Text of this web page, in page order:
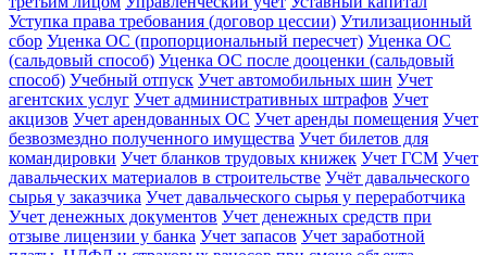
Уступка права требования (договор цессии) Утилизационный
сбор Уценка ОС (пропорциональный пересчет) Уценка ОС
(сальдовый способ) Уценка ОС после дооценки (сальдовый
способ) Учебный отпуск Учет автомобильных шин Учет
агентских услуг Учет административных штрафов Учет
акцизов Учет арендованных ОС Учет аренды помещения Учет
безвозмездно полученного имущества Учет билетов для
командировки Учет бланков трудовых книжек Учет ГСМ Учет
давальческих материалов в строительстве Учёт давальческого
сырья у заказчика Учет давальческого сырья у переработчика
Учет денежных документов Учет денежных средств при
отзыве лицензии у банка Учет запасов Учет заработной